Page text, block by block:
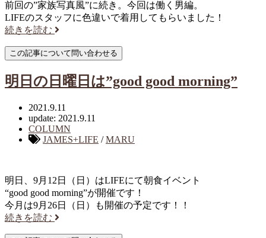
前回の”家族写真風”に続き。今回は働く男編。
LIFEのスタッフに色違いで着用してもらいました！
続きを読む
明日の日曜日は”good good morning”
2021.9.11
update: 2021.9.11
COLUMN
JAMES+LIFE /MARU
明日、9月12日（日）はLIFEにて朝食イベント
“good good morning”が開催です！
今月は9月26日（日）も開催の予定です！！
続きを読む